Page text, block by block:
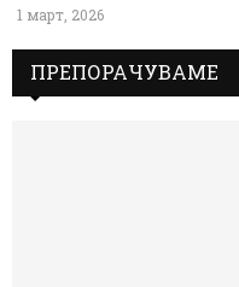
1 март, 2026
ПРЕПОРАЧУВАМЕ